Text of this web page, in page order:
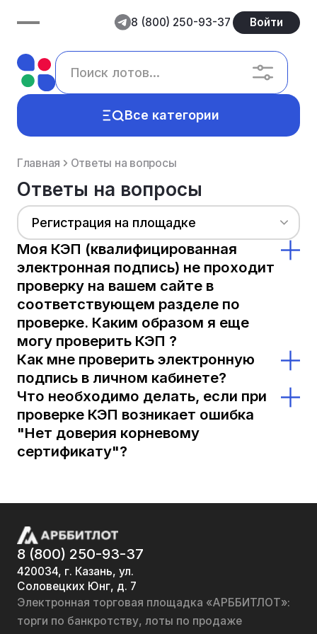
8 (800) 250-93-37 Войти
Все категории
Главная Ответы на вопросы
Ответы на вопросы
Регистрация на площадке
Моя КЭП (квалифицированная
электронная подпись) не проходит
проверку на вашем сайте в
соответствующем разделе по
проверке. Каким образом я еще
могу проверить КЭП ?
Вы можете проверить настройку ПК,
рабочего места, плагина и КЭП также по
адресу криптопровайдера КриптоПро
https://www.cryptopro.ru/sites/default/files/
, а также проверить подписание.
Как мне проверить электронную
подпись в личном кабинете?
Рекомендуем пройти проверку
электронной подписи в разделе
«Руководства» – «Проверка электронной
подписи». Если проверка электронной
Что необходимо делать, если при
проверке КЭП возникает ошибка
"Нет доверия корневому
сертификату"?
следующим образом: Найти Личный
сертификат: Пуск - Все приложения -
КРИПТО-ПРО - Сертификаты
пользователя – Личное - Сертификаты.
Затем переходим в сертификат, которым
собираемся пользоваться. Далее
8 (800) 250-93-37
420034, г. Казань, ул.
Соловецких Юнг, д. 7
Электронная торговая площадка «АРББИТЛОТ»:
торги по банкротству, лоты по продаже